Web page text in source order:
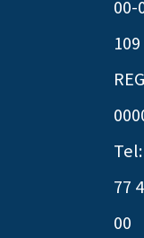
00-
109
77
00